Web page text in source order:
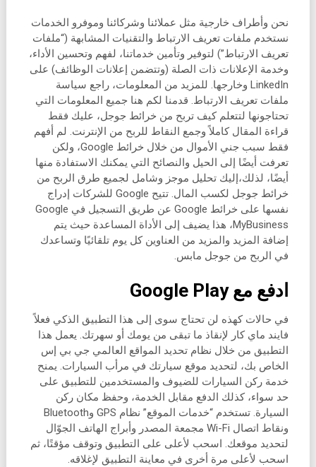
نحن وأطراف خارجية مثل عملائنا وشركائنا وموفرو الخدمات
نستخدم ملفات تعريف الارتباط والتقنيات المشابهة (“ملفات
تعريف الارتباط”) لتوفير وتأمين خدماتنا، لفهم وتحسين الأداء،
وخدمة الإعلانات ذات الصلة (وتتضمن إعلانات الوظائف) على
LinkedIn وخارجها. للمزيد من المعلومات، راجع سياسة
ملفات تعريف الارتباط. قدمنا لكم هنا جميع المعلومات التي
تحتاجونها لتتعلم كيف تربح من خرائط جوجل، عليك فقط
قراءة المقال كاملاً وجمع النقاط للربح من الإنترنت. لم أفهم
فقط سبب جني الأموال من خلال خرائط Google، ولكن
تعرفت أيضًا إلى الحيل والنصائح التي يمكنك الاستفادة منها
أيضًا، لذلك،إليك تحليل موجز وشامل لجميع طرق الربح من
خرائط جوجل لكسب المال. تتيح Google للشركات إدراج
نفسها على خرائط Google عن طريق التسجيل في Google
MyBusiness، هذا يضيف إلى الأداة المساعدة حيث يتم
إضافة المزيد والمزيد من العناوين كل يوم تلقائيًا وتساعدك
في الربح من جوجل مابس.
ادفع مع Google Play
في حالات كهذه لن تحتاج سوى إلى هذا التطبيق الذكي فعلاً
فايند ماي كار لإنقاذ ما تبقى من يومك أو سهرتك. يعمل هذا
التطبيق من خلال نظام تحديد المواقع العالمي جي بي إس
الخاص بك، لتحديد موقع سيارتك في مرأب السيارات. يمنح
خدمة ركن السيارات للضيوف والمستخدمين للتطبيق على
حد سواء، كذلك الدفع مقابل الخدمة، وحفظ مكان ركن
السيارة. تستخدم “خدمات الموقع” نظام GPS وBluetooth
ونقاط اتصال Wi-Fi مجمعة المصدر وأبراج الهاتف الجوّال
لتحديد موقعك. اسحب لأعلى على التطبيق وتوقف مؤقتًا، ثم
اسحب لأعلى مرة أخرى في معاينة التطبيق لإغلاقه.